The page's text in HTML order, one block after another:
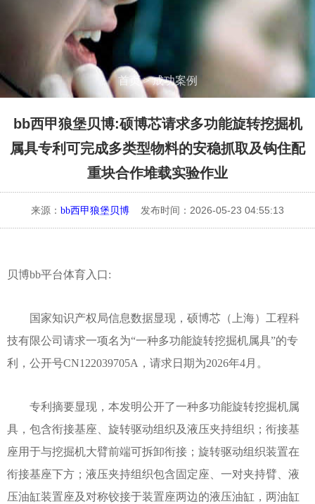
首页>成功案例
bb西甲狼堡贝博:硕博芯请求多功能旋转挖掘机
属具专利可完成多类型物料的安稳抓取及钩住配
重块合作堆载实验作业
来源： bb西甲狼堡贝博 发布时间：2026-05-23 04:55:13
贝博bb平台体育入口:
国家知识产权局信息数据显现，硕博芯（上海）工程科
技有限公司请求一项名为“一种多功能旋转挖掘机属具”的专
利，公开号CN122039705A，请求日期为2026年4月。
专利摘要显现，本发明公开了一种多功能旋转挖掘机属
具，包含衔接基座、旋转驱动组织及液压夹持组织；衔接基
座用于与挖掘机大臂前端可拆卸衔接；旋转驱动组织装置在
衔接基座下方；液压夹持组织包含固定座、一对夹持臂、液
压油缸装置座及对称铰接于装置座两边的液压油缸，两油缸